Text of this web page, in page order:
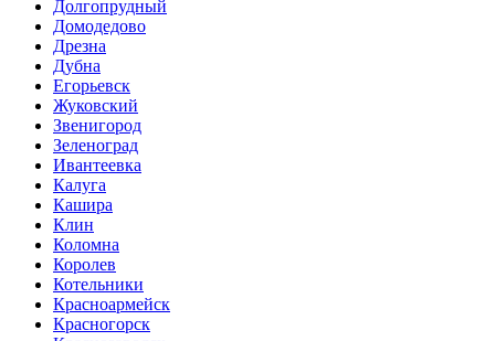
Долгопрудный
Домодедово
Дрезна
Дубна
Егорьевск
Жуковский
Звенигород
Зеленоград
Ивантеевка
Калуга
Кашира
Клин
Коломна
Королев
Котельники
Красноармейск
Красногорск